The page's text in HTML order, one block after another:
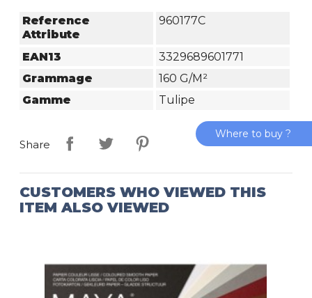
Reference
Attribute
960177C
EAN13
3329689601771
Grammage
160 G/m²
Gamme
Tulipe
Share
CUSTOMERS WHO VIEWED THIS
ITEM ALSO VIEWED
Where to buy ?